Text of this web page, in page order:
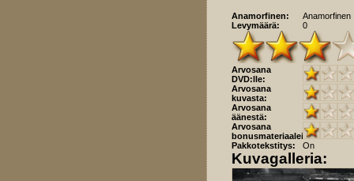
Anamorfinen:
Anamorfinen
Levymäärä:
0
Arvosana
DVD:lle:
Arvosana
kuvasta:
Arvosana
äänestä:
Arvosana
bonusmateriaaleista:
Pakkotekstitys:
On
Kuvagalleria: